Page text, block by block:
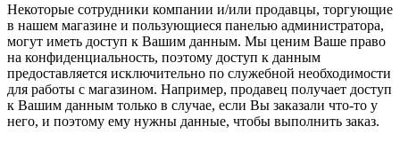
Некоторые сотрудники компании и/или продавцы, торгующие
в нашем магазине и пользующиеся панелью администратора,
могут иметь доступ к Вашим данным. Мы ценим Ваше право
на конфиденциальность, поэтому доступ к данным
предоставляется исключительно по служебной необходимости
для работы с магазином. Например, продавец получает доступ
к Вашим данным только в случае, если Вы заказали что-то у
него, и поэтому ему нужны данные, чтобы выполнить заказ.